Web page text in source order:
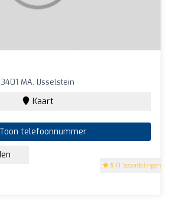
5 (1 beoordelingen)
MA, IJsselstein
Kaart
Toon telefoonnummer